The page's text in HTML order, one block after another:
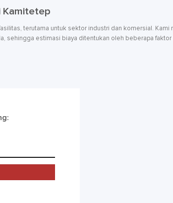
Kamitetep
terutama untuk sektor industri dan komersial. Kami
sehingga estimasi biaya ditentukan oleh beberapa faktor